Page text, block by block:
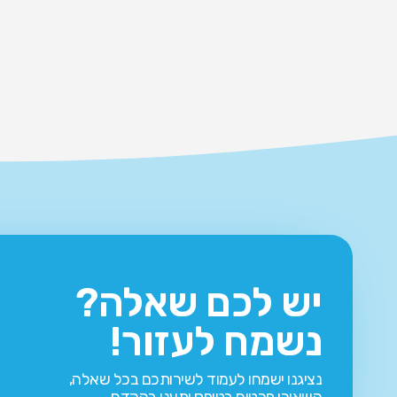
יש לכם שאלה?
נשמח לעזור!
נציגנו ישמחו לעמוד לשירותכם בכל שאלה,